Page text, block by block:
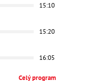
15:10
15:20
16:05
Celý program